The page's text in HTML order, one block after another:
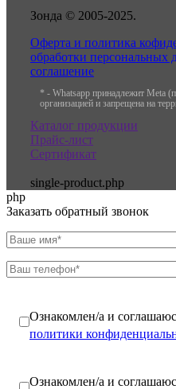
Зонда © 2005-2025.
Оферта и политика
обработки персональных
соглашение
* - Whatsapp принадлежит Meta
организацией и запрещена на
Каталог продукции
Прайс-лист
Сертификат
single-product.php
php
Заказать обратный звонок
Ознакомлен/а и
политики
Ознакомлен/а и